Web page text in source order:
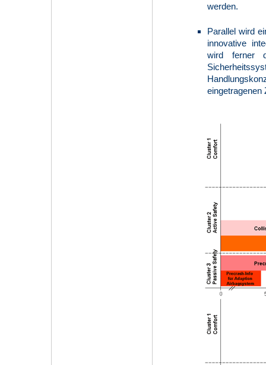
werden.
Parallel wird
innovative
wird ferner
eingetragenen